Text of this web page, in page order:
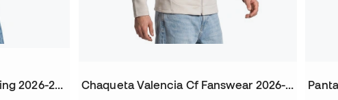
Sudadera Valencia Cf Training 2026-2027 Niño Chaqueta Valencia Cf Fanswear 2026-2027